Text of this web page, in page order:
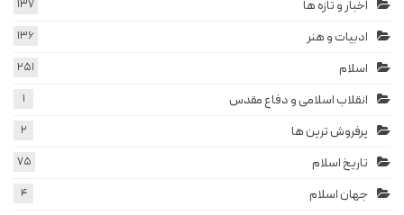
اخبار و تازه ها 137
ادبیات و هنر 136
اسلام 251
انقلاب اسلامی و دفاع مقدس 1
پرفروش ترین ها 2
تاریخ اسلام 75
جهان اسلام 4